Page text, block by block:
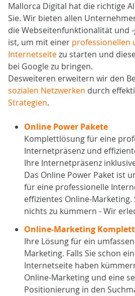
Mallorca Digital hat die richtige
Sie. Wir bieten allen
die Webseitenfunktionalität und
ist, um mit einer professionellen
Internetseitezu starten und
bei Google zu bringen.
Desweiteren erweitern wir den
sozialen Netzwerken durch
Strategien.
Online Power Pakete
Komplettlösung für eine
Internetpräsenz und
Ihre Internetpräsenz
Das Online Power Paket ist
für eine professionelle
effizientes Online-
nichts zu kümmern - Wir
Online-Marketing
Ihre Lösung für ein
Marketing. Falls Sie schon
Internetseite haben
Online-Marketing und eine
Positionierung in den